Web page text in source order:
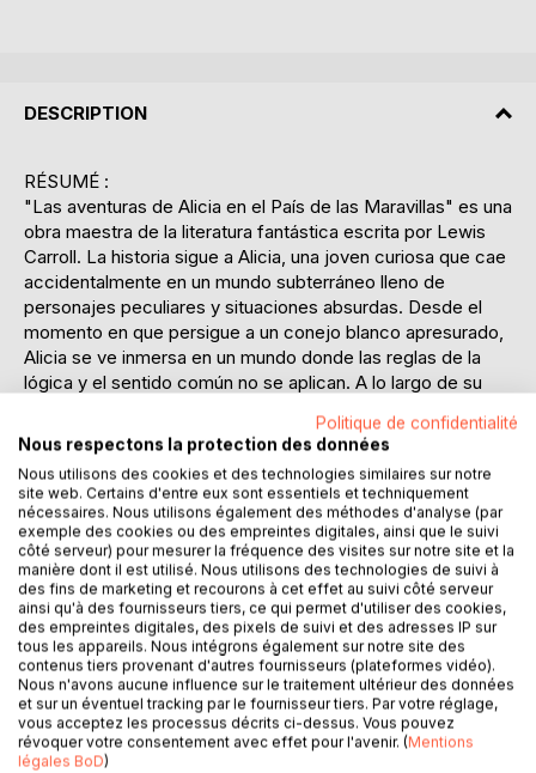
DESCRIPTION
RÉSUMÉ :
"Las aventuras de Alicia en el País de las Maravillas" es una
obra maestra de la literatura fantástica escrita por Lewis
Carroll. La historia sigue a Alicia, una joven curiosa que cae
accidentalmente en un mundo subterráneo lleno de
personajes peculiares y situaciones absurdas. Desde el
momento en que persigue a un conejo blanco apresurado,
Alicia se ve inmersa en un mundo donde las reglas de la
lógica y el sentido común no se aplican. A lo largo de su
inolvidables, como el Sombrerero Loco, el Gato de
Cheshire y la Reina de Corazones, cada uno con su propia
lógica retorcida. Este relato, que desafía las convenciones
narrativas tradicionales, invita al lector a cuestionar la
realidad y la percepción. Carroll combina juegos de
palabras ingeniosos y una narrativa imaginativa para crear
una experiencia de lectura única que ha cautivado a
generaciones de lectores. La novela es tanto una aventura
onírica como una sutil crítica a la sociedad victoriana,
haciendo de ella una obra atemporal que sigue siendo
relevante en el análisis literario contemporáneo.
L'AUTEUR :
Biografía de l'autor :
Politique de confidentialité
Nous respectons la protection des données
Nous utilisons des cookies et des technologies similaires sur notre
site web. Certains d'entre eux sont essentiels et techniquement
nécessaires. Nous utilisons également des méthodes d'analyse (par
exemple des cookies ou des empreintes digitales, ainsi que le suivi
côté serveur) pour mesurer la fréquence des visites sur notre site et la
manière dont il est utilisé. Nous utilisons des technologies de suivi à
des fins de marketing et recourons à cet effet au suivi côté serveur
ainsi qu'à des fournisseurs tiers, ce qui permet d'utiliser des cookies,
des empreintes digitales, des pixels de suivi et des adresses IP sur
tous les appareils. Nous intégrons également sur notre site des
contenus tiers provenant d'autres fournisseurs (plateformes vidéo).
Nous n'avons aucune influence sur le traitement ultérieur des données
et sur un éventuel tracking par le fournisseur tiers. Par votre réglage,
vous acceptez les processus décrits ci-dessus. Vous pouvez
révoquer votre consentement avec effet pour l'avenir. (Mentions
légales BoD)